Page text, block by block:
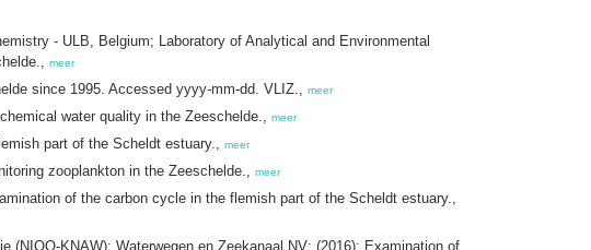
- ULB, Belgium; Laboratory of Analytical and Environmental
meer
since 1995. Accessed yyyy-mm-dd. VLIZ., meer
water quality in the Zeeschelde., meer
part of the Scheldt estuary., meer
zooplankton in the Zeeschelde., meer
of the carbon cycle in the flemish part of the Scheldt estuary.,
(NIOO-KNAW); Waterwegen en Zeekanaal NV; (2016): Examination of